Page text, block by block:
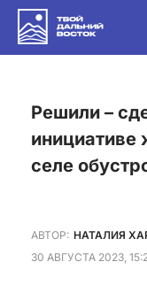
Решили – сделали: благодаря
инициативе
селе
АВТОР: НАТАЛИЯ
30 АВГУСТА 2023,